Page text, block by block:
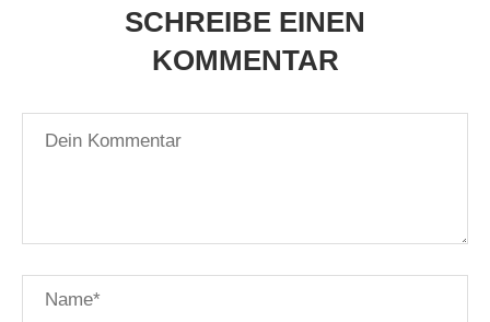
SCHREIBE EINEN
KOMMENTAR